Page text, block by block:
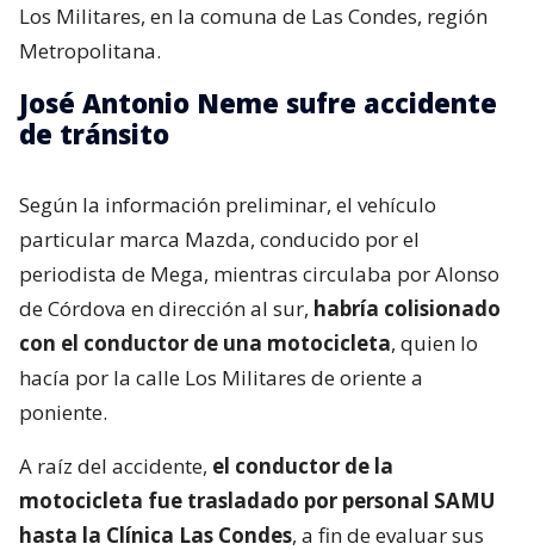
Los Militares, en la comuna de Las Condes, región
Metropolitana.
José Antonio Neme sufre accidente
de tránsito
Según la información preliminar, el vehículo
particular marca Mazda, conducido por el
periodista de Mega, mientras circulaba por Alonso
de Córdova en dirección al sur, habría colisionado
con el conductor de una motocicleta, quien lo
hacía por la calle Los Militares de oriente a
poniente.
A raíz del accidente, el conductor de la
motocicleta fue trasladado por personal SAMU
hasta la Clínica Las Condes, a fin de evaluar sus